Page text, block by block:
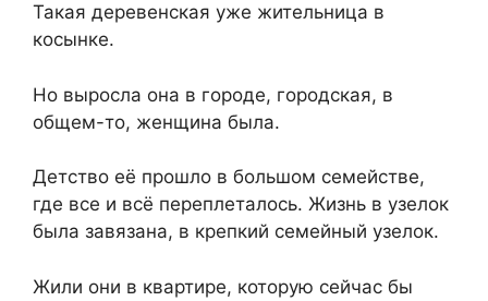
Такая деревенская уже жительница в
косынке.
Но выросла она в городе, городская, в
общем-то, женщина была.
Детство её прошло в большом семействе,
где все и всё переплеталось. Жизнь в узелок
была завязана, в крепкий семейный узелок.
Жили они в квартире, которую сейчас бы